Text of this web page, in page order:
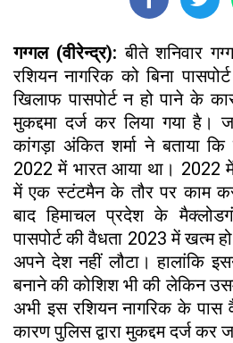
गग्गल (वीरेन्द्र):बीते शनिवार
रशियन नागरिक को बिना
खिलाफ पासपोर्ट न हो पाने के
मुकद्दमा दर्ज कर लिया गया है।
कांगड़ा अंकित शर्मा ने बताया कि
2022 में भारत आया था। 2022
में एक स्टंटमैन के तौर पर काम
बाद हिमाचल प्रदेश के
पासपोर्ट की वैधता 2023 में खत्म
अपने देश नहीं लौटा। हालांकि
बनाने की कोशिश भी की लेकिन
अभी इस रशियन नागरिक के पास
कारण पुलिस द्वारा मुकद्दम दर्ज